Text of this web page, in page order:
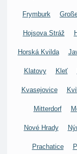
Frymburk
Hojsova Stráž
Horská Kvilda
Klatovy Kleť
Kvasejovice
Mitterdorf
Nové Hrady
Prachatice